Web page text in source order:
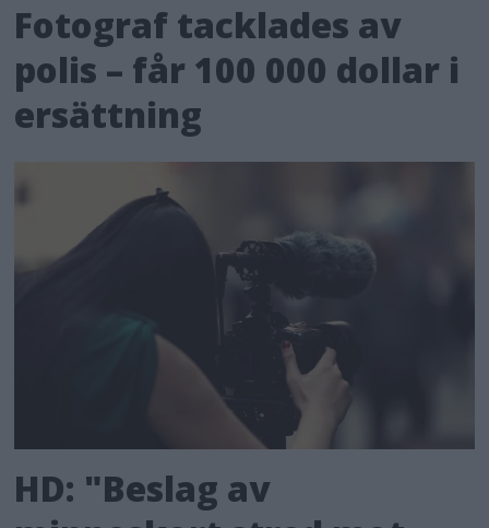
Fotograf tacklades av
polis – får 100 000 dollar i
ersättning
HD: "Beslag av